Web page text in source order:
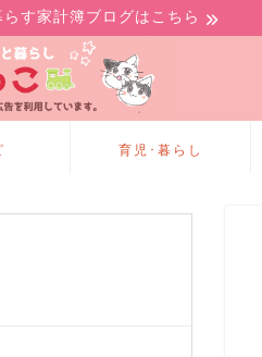
す家計簿ブログはこちら
育児･暮らし